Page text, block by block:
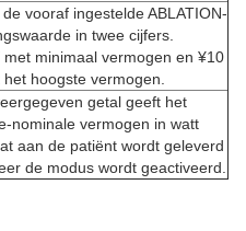
de vooraf ingestelde ABLATION-
in twee cijfers.
met minimaal vermogen en ¥10
hoogste vermogen.
getal geeft het
nominale vermogen in watt
aan de patiënt wordt geleverd
de modus wordt geactiveerd.